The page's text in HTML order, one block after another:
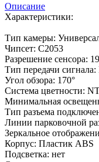
Описание
Характеристики:
Тип камеры:
Чипсет: C2053
Разрешение сенсора:
Тип передачи
Угол обзора: 170°
Система цветности:
Минимальная
Тип разъема
Линии парковочной
Зеркальное
Корпус: Пластик ABS
Подсветка: нет